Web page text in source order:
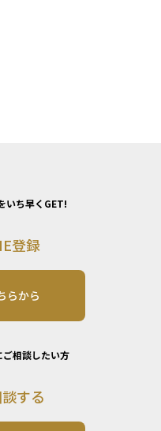
いち早くGET!
登録
らから
相談したい方
する